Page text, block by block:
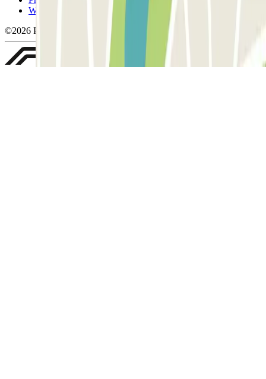
Whistleblowing
©2026 Parclick. All rights reserved